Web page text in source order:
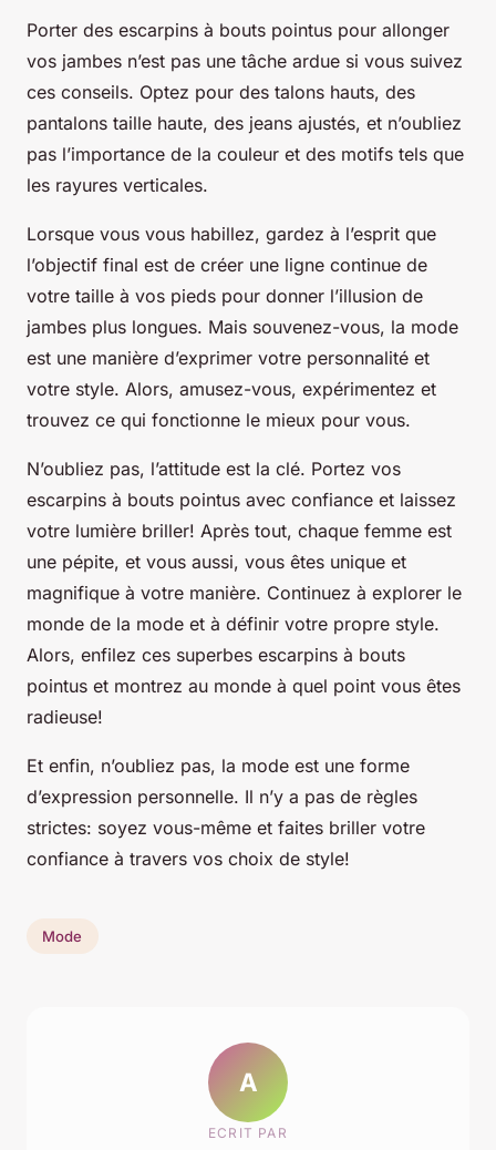
Porter des escarpins à bouts pointus pour allonger
vos jambes n’est pas une tâche ardue si vous suivez
ces conseils. Optez pour des talons hauts, des
pantalons taille haute, des jeans ajustés, et n’oubliez
pas l’importance de la couleur et des motifs tels que
les rayures verticales.
Lorsque vous vous habillez, gardez à l’esprit que
l’objectif final est de créer une ligne continue de
votre taille à vos pieds pour donner l’illusion de
jambes plus longues. Mais souvenez-vous, la mode
est une manière d’exprimer votre personnalité et
votre style. Alors, amusez-vous, expérimentez et
trouvez ce qui fonctionne le mieux pour vous.
N’oubliez pas, l’attitude est la clé. Portez vos
escarpins à bouts pointus avec confiance et laissez
votre lumière briller! Après tout, chaque femme est
une pépite, et vous aussi, vous êtes unique et
magnifique à votre manière. Continuez à explorer le
monde de la mode et à définir votre propre style.
Alors, enfilez ces superbes escarpins à bouts
pointus et montrez au monde à quel point vous êtes
radieuse!
Et enfin, n’oubliez pas, la mode est une forme
d’expression personnelle. Il n’y a pas de règles
strictes: soyez vous-même et faites briller votre
confiance à travers vos choix de style!
Mode
A
ECRIT PAR